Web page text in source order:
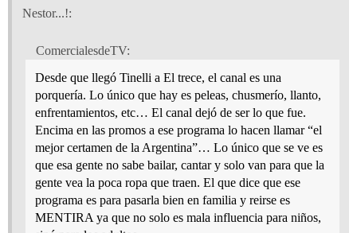
Nestor...!:
ComercialesdeTV:
Desde que llegó Tinelli a El trece, el canal es una
porquería. Lo único que hay es peleas, chusmerío, llanto,
enfrentamientos, etc… El canal dejó de ser lo que fue.
Encima en las promos a ese programa lo hacen llamar “el
mejor certamen de la Argentina”… Lo único que se ve es
que esa gente no sabe bailar, cantar y solo van para que la
gente vea la poca ropa que traen. El que dice que ese
programa es para pasarla bien en familia y reirse es
MENTIRA ya que no solo es mala influencia para niños,